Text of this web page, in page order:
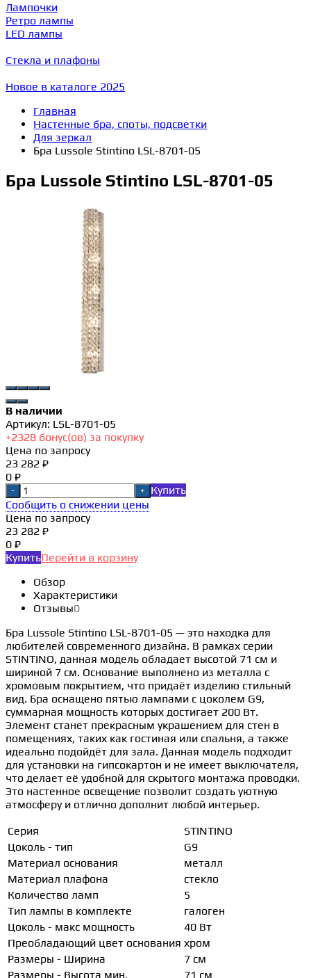
Лампочки
Ретро лампы
LED лампы
Стекла и плафоны
Новое в каталоге 2025
Главная
Настенные бра, споты, подсветки
Для зеркал
Бра Lussole Stintino LSL-8701-05
Бра Lussole Stintino LSL-8701-05
В наличии
Артикул: LSL-8701-05
+2328 бонус(ов) за покупку
Цена по запросу
23 282 ₽
0 ₽
- +
Купить
Сообщить о снижении цены
Цена по запросу
23 282 ₽
0 ₽
КупитьПерейти в корзину
Обзор
Характеристики
Отзывы0
Бра Lussole Stintino LSL-8701-05 — это находка для
любителей современного дизайна. В рамках серии
STINTINO, данная модель обладает высотой 71 см и
шириной 7 см. Основание выполнено из металла с
хромовым покрытием, что придаёт изделию стильный
вид. Бра оснащено пятью лампами с цоколем G9,
суммарная мощность которых достигает 200 Вт.
Элемент станет прекрасным украшением для стен в
помещениях, таких как гостиная или спальня, а также
идеально подойдёт для зала. Данная модель подходит
для установки на гипсокартон и не имеет выключателя,
что делает её удобной для скрытого монтажа проводки.
Это настенное освещение позволит создать уютную
атмосферу и отлично дополнит любой интерьер.
Серия
STINTINO
Цоколь - тип
G9
Материал основания
металл
Материал плафона
стекло
Количество ламп
5
Тип лампы в комплекте
галоген
Цоколь - макс мощность
40 Вт
Преобладающий цвет основания хром
Размеры - Ширина
7 см
Размеры - Высота мин.
71 см